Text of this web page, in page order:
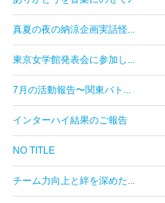
真夏の夜の納涼企画実話怪...
東京女学館発表会に参加し...
7月の活動報告〜関東バト...
インターハイ結果のご報告
NO TITLE
チーム力向上と絆を深めた...